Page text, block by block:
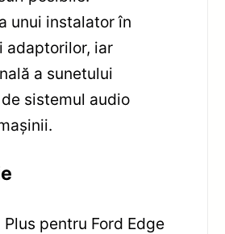
unui instalator în
adaptorilor, iar
a sunetului
sistemul audio
Plus pentru Ford Edge